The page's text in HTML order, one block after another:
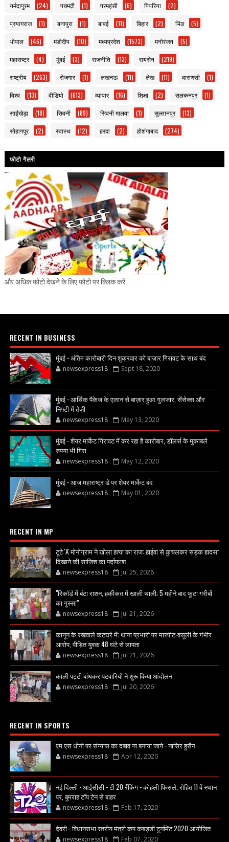
नर्मदापुरम (24) पचमढ़ी (1) परमहंसी (6) पिपरिया (2)
प्रयागराज (1) बनापुरा (1) बाबई (11) बिहार (2) भिंड (5)
भोपाल (46) मंडीदीप (10) मध्यप्रदेश (1573) मनोरंजन (5)
महाराष्ट्र (4) मुंबई (3) राजनीति (13) रायसेन (219)
राष्ट्रीय (263) रोजगार (1) लखनऊ (11) लेख (11) वाराणसी (1)
विश्व (13) वीडियो (613) व्यापार (16) शिक्षा (2) सलकनपुर (1)
साईंखेड़ा (18) सिवनी (89) सिवनी मालवा (1) सुल्तानपुर (13)
सोहागपुर (2) स्वास्थ (12) हरदा (2) होशंगाबाद (274)
फोटो गैलरी
और अधिक फोटो देखने के लिए फोटो पर क्लिक करें
RECENT IN BUSINESS
मुंबई - अंतिम कारोबारी दिन शुक्रवार को बाज़ार गिरावट के साथ बंद
newsexpress18 Sept 18, 2020
मुंबई - आर्थिक पैकेज के एलान से बाज़ार हुआ गुलजार, सेंसेक्स और
निफ्टी में तेज़ी
newsexpress18 May 13, 2020
मुंबई - शेयर मार्केट गिरावट में कर रहा है कारोबार, डॉलर्स के मुकाबले
रुपया भी गिरा
newsexpress18 May 12, 2020
मुंबई - आज महाराष्ट्र डे पर शेयर मार्केट बंद
newsexpress18 May 01, 2020
RECENT IN MP
टूटे 'A' मोनोग्राम ने खोला हत्या का राज: हाईवा से कुचलकर सड़क हादसा
दिखाने की साजिश का पर्दाफाश
newsexpress18 Jul 25, 2026
"रिकॉर्ड में बंटा राशन, हकीकत में खाली थाली; 5 महीने बाद फूटा गरीबों
का गुस्सा"
newsexpress18 Jul 21, 2026
कानून के रखवाले कटघरे में: थाना प्रभारी पर मारपीट-वसूली के गंभीर
आरोप, पीड़ित युवक 48 घंटे से लापता
newsexpress18 Jul 21, 2026
काली पट्टी बांधकर पटवारियों ने शुरू किया आंदोलन
newsexpress18 Jul 20, 2026
RECENT IN SPORTS
एम एस धोनी पर संन्यास का दबाव ना बनाया जाये - नासिर हुसैन
newsexpress18 Apr 12, 2020
नई दिल्ली - आईसीसी - टी 20 रैंकिंग - कोहली फिसले, रोहित 11 वें स्थान
पर, बुमराह टॉप टेन से बाहर
newsexpress18 Feb 17, 2020
देवरी - विधानसभा स्तरीय मंत्री कप कबड्डी टूर्नामेंट 2020 आयोजित
newsexpress18 Feb 07, 2020